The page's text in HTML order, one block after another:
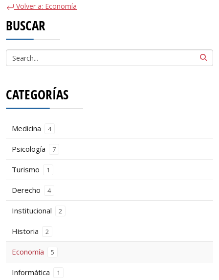
Volver a: Economía
BUSCAR
CATEGORÍAS
Medicina 4
Psicología 7
Turismo 1
Derecho 4
Institucional 2
Historia 2
Economía 5
Informática 1